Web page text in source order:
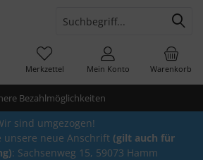
Bezahlmöglichkeiten
Warenkorb
Merkzettel Mein Konto
sind umgezogen!
unsere neue Anschrift (gilt auch für
: Sachsenweg 15, 59073 Hamm